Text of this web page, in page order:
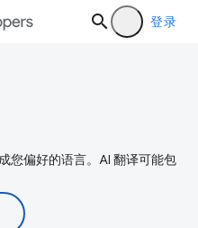
登录
您偏好的语言。AI 翻译可能包